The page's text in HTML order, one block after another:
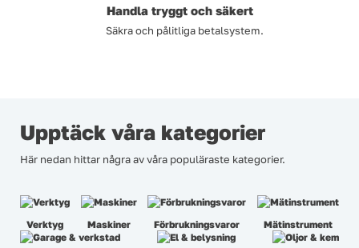
Handla tryggt och säkert
Säkra och pålitliga betalsystem.
Upptäck våra kategorier
Här nedan hittar några av våra populäraste kategorier.
Verktyg Maskiner Förbrukningsvaror Mätinstrument